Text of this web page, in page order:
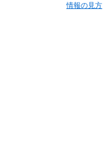
情報の見方